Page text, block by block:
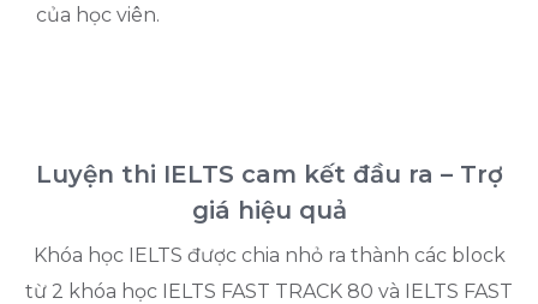
của học viên.
Luyện thi IELTS cam kết đầu ra – Trợ
giá hiệu quả
Khóa học IELTS được chia nhỏ ra thành các block
từ 2 khóa học IELTS FAST TRACK 80 và IELTS FAST